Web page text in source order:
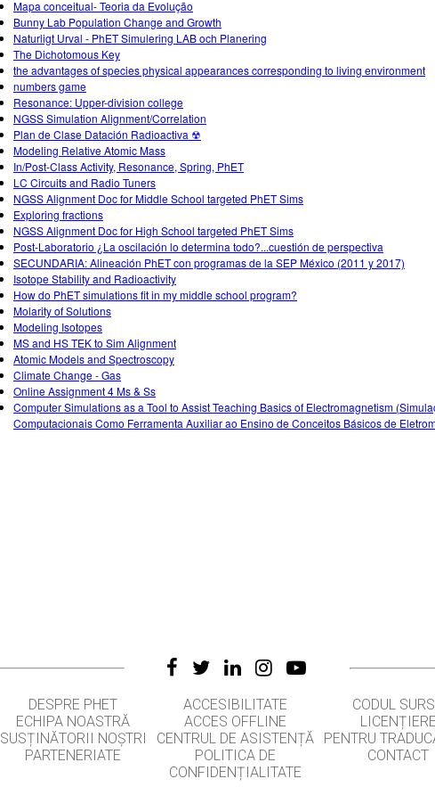
Mapa conceitual- Teoria da Evolução
Bunny Lab Population Change and Growth
Naturligt Urval - PhET Simulering LAB och Planering
The Dichotomous Key
the advantages of species physical appearances corresponding to living environment
numbers game
Resonance: Upper-division college
NGSS Simulation Alignment/Correlation
Plan de Clase Datación Radioactiva ☢
Modeling Relative Atomic Mass
In/Post-Class Activity, Resonance, Spring, PhET
LC Circuits and Radio Tuners
NGSS Alignment Doc for Middle School targeted PhET Sims
Exploring fractions
NGSS Alignment Doc for High School targeted PhET Sims
Post-Laboratorio ¿La oscilación lo determina todo?...cuestión de perspectiva
SECUNDARIA: Alineación PhET con programas de la SEP México (2011 y 2017)
Isotope Stability and Radioactivity
How do PhET simulations fit in my middle school program?
Molarity of Solutions
Modeling Isotopes
MS and HS TEK to Sim Alignment
Atomic Models and Spectroscopy
Climate Change - Gas
Online Assignment 4 Ms & Ss
Computer Simulations as a Tool to Assist Teaching Basics of Electromagnetism
Computacionais Como Ferramenta Auxiliar ao Ensino de Conceitos Básicos de
DESPRE PHET
ECHIPA NOASTRĂ
SUSȚINĂTORII NOȘTRI
PARTENERIATE
ACCESIBILITATE
ACCES OFFLINE
CENTRUL DE ASISTENȚĂ
POLITICA DE
CONFIDENȚIALITATE
CODUL
LICENȚIERE
PENTRU
CONTACT